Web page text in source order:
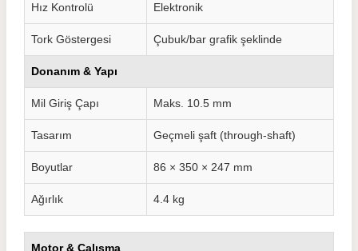
Hız Kontrolü Elektronik
Tork Göstergesi Çubuk/bar grafik şeklinde
Donanım & Yapı
Mil Giriş Çapı Maks. 10.5 mm
Tasarım Geçmeli şaft (through-shaft)
Boyutlar 86 × 350 × 247 mm
Ağırlık 4.4 kg
Motor & Çalışma